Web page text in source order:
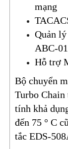
mạng
Quản
ABC-01
Hỗ trợ
Bộ chuyển
Turbo
tính khả
đến 75 ° C
tắc EDS-